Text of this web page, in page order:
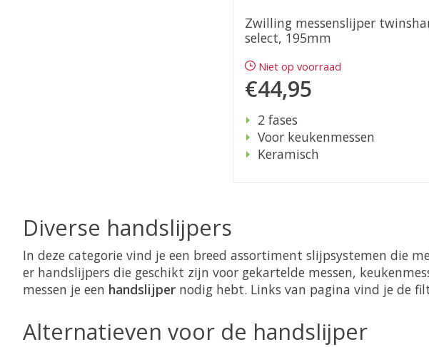
Zwilling messenslijper
select, 195mm
Niet op voorraad
€44,95
2 fases
Voor keukenmessen
Keramisch
Diverse handslijpers
In deze categorie vind je een breed assortiment slijpsystemen die
er handslijpers die geschikt zijn voor gekartelde messen,
messen je een handslijper nodig hebt. Links van pagina vind je de
Alternatieven voor de handslijper